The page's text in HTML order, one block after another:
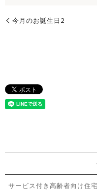
今月のお誕生日2
サービス付き高齢者向け住